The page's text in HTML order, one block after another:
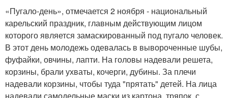
«Пугало-день», отмечается 2 ноября - национальный
карельский праздник, главным действующим лицом
которого является замаскированный под пугало человек.
В этот день молодежь одевалась в вывороченные шубы,
фуфайки, овчины, лапти. На головы надевали решета,
корзины, брали ухваты, кочерги, дубины. За плечи
надевали корзины, чтобы туда "прятать" детей. На лица
надевали самодельные маски из картона, тряпок, с